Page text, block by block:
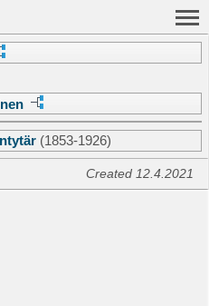
(1853-1926)
Created 12.4.2021